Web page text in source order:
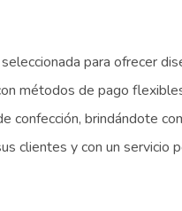
para ofrecer
métodos de pago
brindándote
clientes y con un servicio